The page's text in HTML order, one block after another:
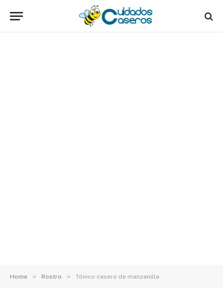
Home » Rostro » Tónico casero de manzanilla